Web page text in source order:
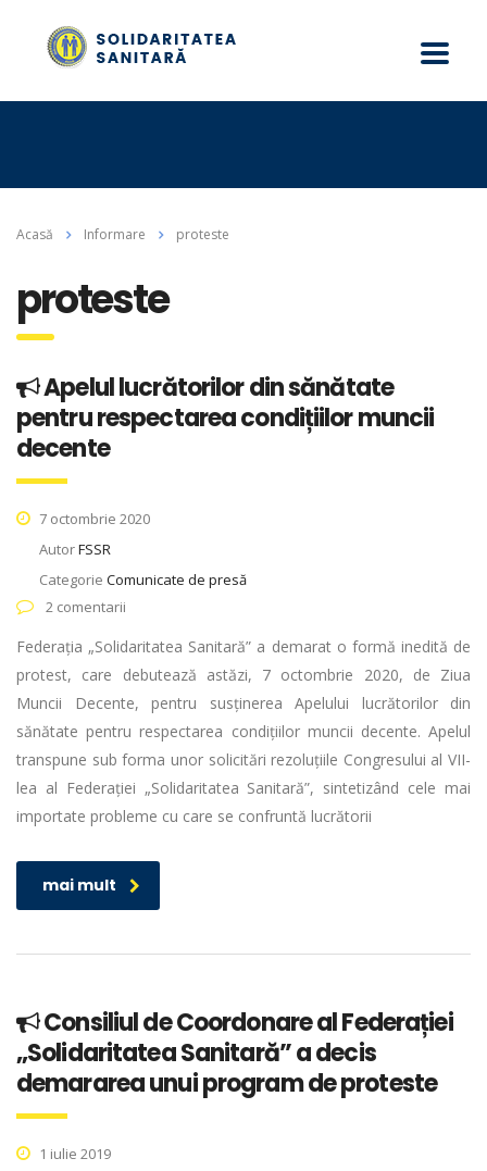
Acasă Informare proteste
proteste
Apelul lucrătorilor din sănătate
pentru respectarea condițiilor muncii
decente
7 octombrie 2020
AutorFSSR
Categorie Comunicate de presă
2 comentarii
Federația „Solidaritatea Sanitară” a demarat o formă inedită de
protest, care debutează astăzi, 7 octombrie 2020, de Ziua
Muncii Decente, pentru susținerea Apelului lucrătorilor din
sănătate pentru respectarea condițiilor muncii decente. Apelul
transpune sub forma unor solicitări rezoluțiile Congresului al VII-
lea al Federației „Solidaritatea Sanitară”, sintetizând cele mai
importate probleme cu care se confruntă lucrătorii
mai mult
Consiliul de Coordonare al Federației
„Solidaritatea Sanitară” a decis
demararea unui program de proteste
1 iulie 2019